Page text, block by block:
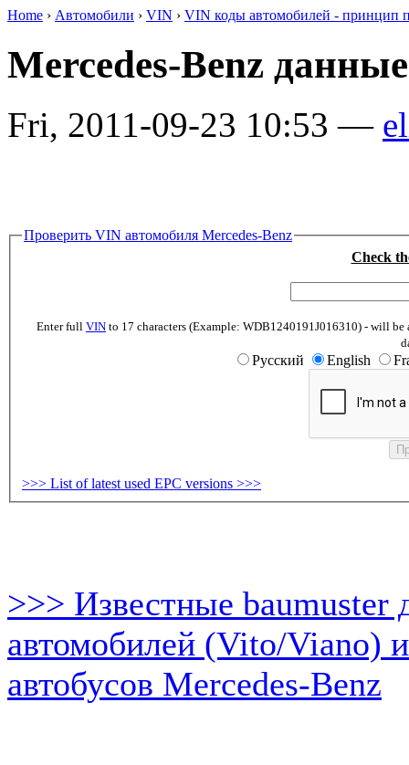
Home › Автомобили › VIN › VIN коды автомобилей - принцип
Mercedes-Benz
Fri, 2011-09-23 10:53 —
Проверить VIN автомобиля Mercedes-Benz
Check
Enter full VIN to 17 characters (Example: WDB1240191J016310) - will
Русский English
>>> List of latest used EPC versions >>>
>>> Известные baumuster
автомобилей (Vito/Viano)
автобусов Mercedes-Benz